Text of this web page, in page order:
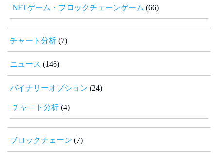
NFTゲーム・ブロックチェーンゲーム (66)
チャート分析 (7)
ニュース (146)
バイナリーオプション (24)
チャート分析 (4)
ブロックチェーン (7)